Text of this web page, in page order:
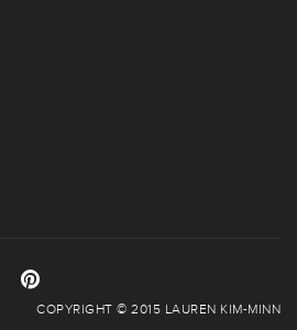
COPYRIGHT © 2015 LAUREN KIM-MINN